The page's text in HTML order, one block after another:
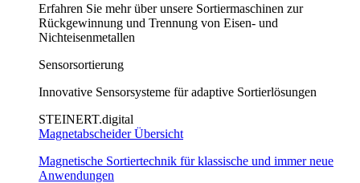
Erfahren Sie mehr über unsere Sortiermaschinen zur
Rückgewinnung und Trennung von Eisen- und
Nichteisenmetallen
Sensorsortierung
Innovative Sensorsysteme für adaptive Sortierlösungen
STEINERT.digital
Magnetabscheider Übersicht
Magnetische Sortiertechnik für klassische und immer neue
Anwendungen